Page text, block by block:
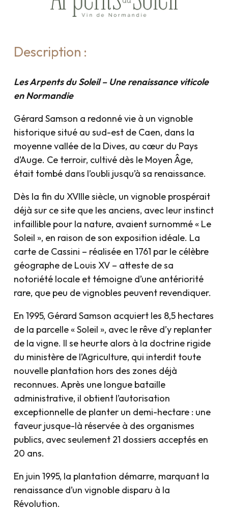
Description :
Les Arpents du Soleil – Une renaissance viticole
en Normandie
Gérard Samson a redonné vie à un vignoble
historique situé au sud-est de Caen, dans la
moyenne vallée de la Dives, au cœur du Pays
d’Auge. Ce terroir, cultivé dès le Moyen Âge,
était tombé dans l’oubli jusqu’à sa renaissance.
Dès la fin du XVIIIe siècle, un vignoble prospérait
déjà sur ce site que les anciens, avec leur instinct
infaillible pour la nature, avaient surnommé « Le
Soleil », en raison de son exposition idéale. La
carte de Cassini – réalisée en 1761 par le célèbre
géographe de Louis XV – atteste de sa
notoriété locale et témoigne d’une antériorité
rare, que peu de vignobles peuvent revendiquer.
En 1995, Gérard Samson acquiert les 8,5 hectares
de la parcelle « Soleil », avec le rêve d’y replanter
de la vigne. Il se heurte alors à la doctrine rigide
du ministère de l’Agriculture, qui interdit toute
nouvelle plantation hors des zones déjà
reconnues. Après une longue bataille
administrative, il obtient l’autorisation
exceptionnelle de planter un demi-hectare : une
faveur jusque-là réservée à des organismes
publics, avec seulement 21 dossiers acceptés en
20 ans.
En juin 1995, la plantation démarre, marquant la
renaissance d’un vignoble disparu à la
Révolution.